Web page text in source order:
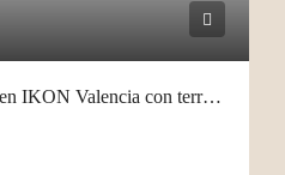
Apartamento amueblado en IKON Valencia con terraza